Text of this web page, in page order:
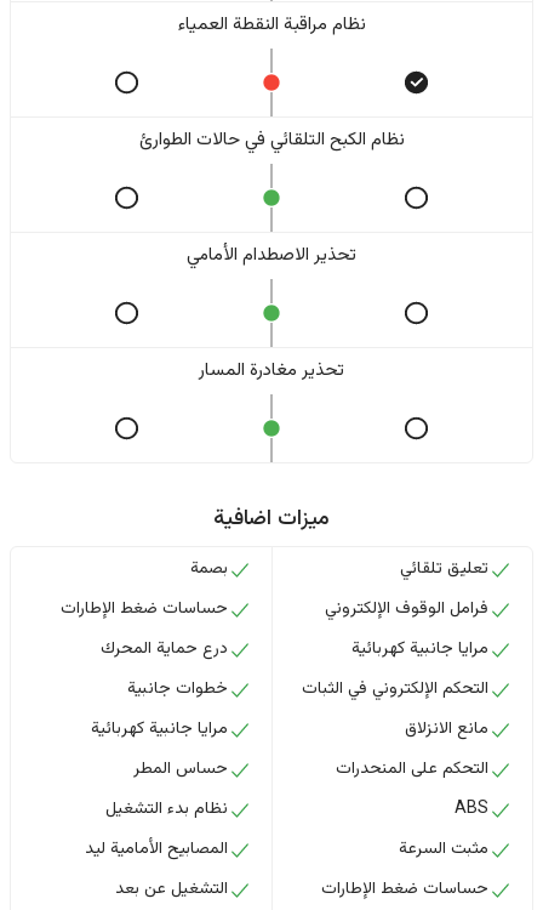
نظام مراقبة النقطة العمياء
نظام الكبح التلقائي في حالات الطوارئ
تحذير الاصطدام الأمامي
تحذير مغادرة المسار
ميزات اضافية
تعليق تلقائي
فرامل الوقوف الإلكتروني
مرايا جانبية كهربائية
التحكم الإلكتروني في الثبات
مانع الانزلاق
التحكم على المنحدرات
ABS
مثبت السرعة
حساسات ضغط الإطارات
بصمة
حساسات ضغط الإطارات
درع حماية المحرك
خطوات جانبية
مرايا جانبية كهربائية
حساس المطر
نظام بدء التشغيل
المصابيح الأمامية ليد
التشغيل عن بعد